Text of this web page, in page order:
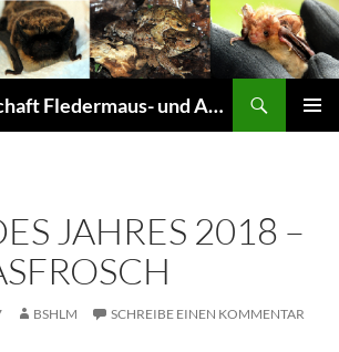
Arbeitsgemeinschaft Fledermaus- und Amphibienschutz Seligenstadt und Mainhausen
JAHRES 2018 –
BSHLM SCHREIBE EINEN KOMMENTAR